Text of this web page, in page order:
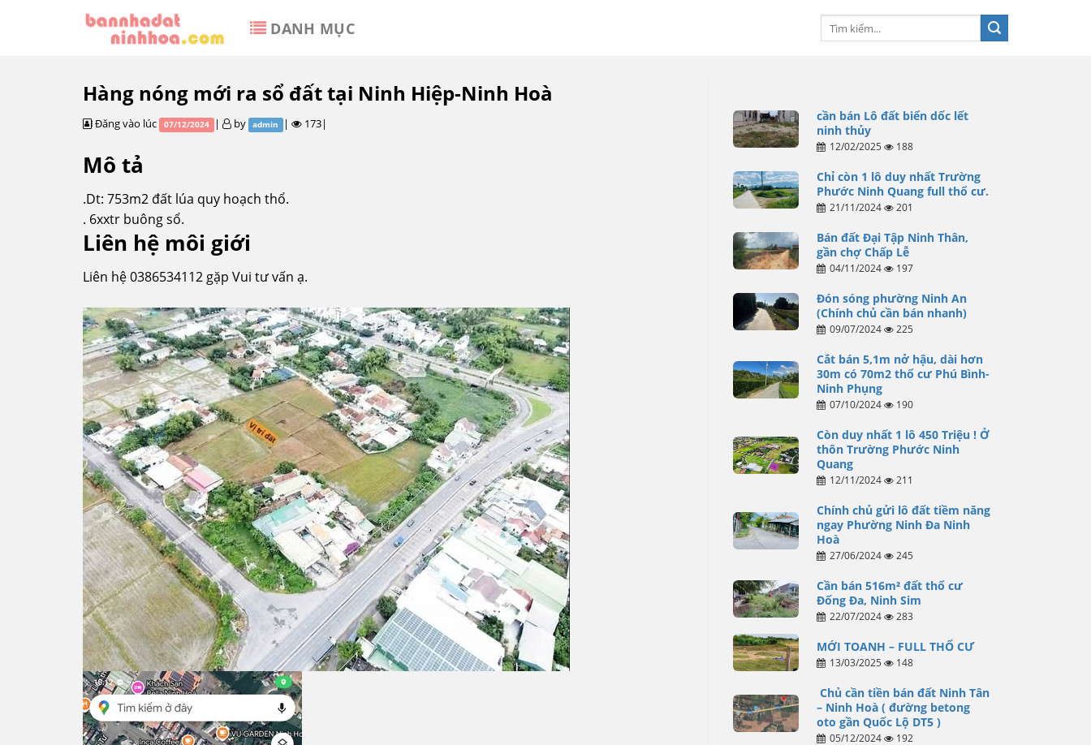
DANH MỤC
Hàng nóng mới ra sổ đất tại Ninh Hiệp-Ninh Hoà
Đăng vào lúc 07/12/2024 | by admin | 173|
Mô tả
.Dt: 753m2 đất lúa quy hoạch thổ.
. 6xxtr buông sổ.
Liên hệ môi giới
Liên hệ 0386534112 gặp Vui tư vấn ạ.
cần bán Lô đất biển dốc lết
ninh thủy
12/02/2025 188
Chỉ còn 1 lô duy nhất Trường
Phước Ninh Quang full thổ cư.
21/11/2024 201
Bán đất Đại Tập Ninh Thân,
gần chợ Chấp Lễ
04/11/2024 197
Đón sóng phường Ninh An
(Chính chủ cần bán nhanh)
09/07/2024 225
Cắt bán 5,1m nở hậu, dài hơn
30m có 70m2 thổ cư Phú Bình-
Ninh Phụng
07/10/2024 190
Còn duy nhất 1 lô 450 Triệu ! Ở
thôn Trường Phước Ninh
Quang
12/11/2024 211
Chính chủ gửi lô đất tiềm năng
ngay Phường Ninh Đa Ninh
Hoà
27/06/2024 245
Cần bán 516m² đất thổ cư
Đống Đa, Ninh Sim
22/07/2024 283
MỚI TOANH – FULL THỔ CƯ
13/03/2025 148
Chủ cần tiền bán đất Ninh Tân
– Ninh Hoà ( đường betong
oto gần Quốc Lộ DT5 )
05/12/2024 192